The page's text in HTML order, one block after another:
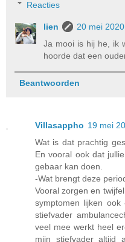
Reacties
lien
20 mei
Ja mooi is hij he, ik
hoorde dat een
Beantwoorden
Villasappho 19 mei
Wat is dat prachtig
En vooral ook dat
gebaar kan doen.
-Wat brengt deze
Vooral zorgen en
symptomen lijken
stiefvader
veel mee werkt heel
mijn stiefvader altijd